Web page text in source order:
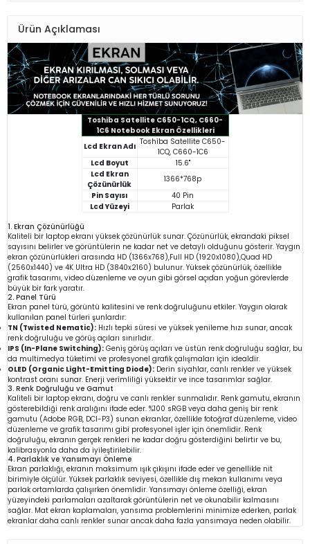
Ürün Açıklaması
Toshiba Satellite C650-1CQ, C660-
1C6 Notebook Ekran Özellikleri
Lcd Ekran Adı Toshiba Satellite C650-
1CQ, C660-1C6
Lcd Boyut
15.6"
Lcd Ekran
Çözünürlük
1366*768p
Pin Sayısı
40 Pin
Lcd Yüzeyi
Parlak
1. Ekran Çözünürlüğü
Kaliteli bir laptop ekranı yüksek çözünürlük sunar. Çözünürlük, ekrandaki piksel
sayısını belirler ve görüntülerin ne kadar net ve detaylı olduğunu gösterir. Yaygın
ekran çözünürlükleri arasında HD (1366x768),Full HD (1920x1080),Quad HD
(2560x1440) ve 4K Ultra HD (3840x2160) bulunur. Yüksek çözünürlük, özellikle
grafik tasarımı, video düzenleme ve oyun gibi görsel açıdan yoğun görevlerde
büyük bir fark yaratır.
2. Panel Türü
Ekran panel türü, görüntü kalitesini ve renk doğruluğunu etkiler. Yaygın olarak
kullanılan panel türleri şunlardır:
TN (Twisted Nematic): Hızlı tepki süresi ve yüksek yenileme hızı sunar, ancak
renk doğruluğu ve görüş açıları sınırlıdır.
IPS (In-Plane Switching): Geniş görüş açıları ve üstün renk doğruluğu sağlar, bu
da multimedya tüketimi ve profesyonel grafik çalışmaları için idealdir.
OLED (Organic Light-Emitting Diode): Derin siyahlar, canlı renkler ve yüksek
kontrast oranı sunar. Enerji verimliliği yüksektir ve ince tasarımlar sağlar.
3. Renk Doğruluğu ve Gamut
Kaliteli bir laptop ekranı, doğru ve canlı renkler sunmalıdır. Renk gamutu, ekranın
gösterebildiği renk aralığını ifade eder. %100 sRGB veya daha geniş bir renk
gamutu (Adobe RGB, DCI-P3) sunan ekranlar, özellikle fotoğraf düzenleme, video
düzenleme ve grafik tasarımı gibi profesyonel işler için önemlidir. Renk
doğruluğu, ekranın gerçek renkleri ne kadar doğru gösterdiğini belirtir ve bu,
kalibrasyonla daha da iyileştirilebilir.
4. Parlaklık ve Yansımayı Önleme
Ekran parlaklığı, ekranın maksimum ışık çıkışını ifade eder ve genellikle nit
birimiyle ölçülür. Yüksek parlaklık seviyesi, özellikle dış mekan kullanımı veya
parlak ortamlarda çalışırken önemlidir. Yansımayı önleme özelliği, ekran
yüzeyindeki parlamaları azaltarak görüntülerin net ve okunabilir kalmasını
sağlar. Mat ekran kaplamaları, yansıma problemlerini minimize ederken, parlak
ekranlar daha canlı renkler sunar ancak daha fazla yansımaya neden olabilir.